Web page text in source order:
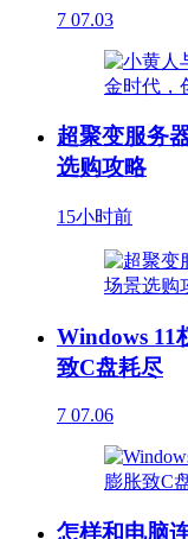
7 07.03
超聚变服务
选购攻略
15小时前
Windows 11
致C盘耗尽
7 07.06
怎样和电脑